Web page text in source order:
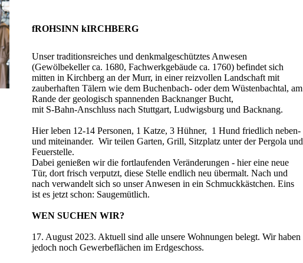
fROHSINN kIRCHBERG
Unser traditionsreiches und denkmalgeschütztes Anwesen
(Gewölbekeller ca. 1680, Fachwerkgebäude ca. 1760) befindet sich
mitten in Kirchberg an der Murr, in einer reizvollen Landschaft mit
zauberhaften Tälern wie dem Buchenbach- oder dem Wüstenbachtal, am
Rande der geologisch spannenden Backnanger Bucht,
mit S-Bahn-Anschluss nach Stuttgart, Ludwigsburg und Backnang.
Hier leben 12-14 Personen, 1 Katze, 3 Hühner, 1 Hund friedlich neben-
und miteinander. Wir teilen Garten, Grill, Sitzplatz unter der Pergola und
Feuerstelle.
Dabei genießen wir die fortlaufenden Veränderungen - hier eine neue
Tür, dort frisch verputzt, diese Stelle endlich neu übermalt. Nach und
nach verwandelt sich so unser Anwesen in ein Schmuckkästchen. Eins
ist es jetzt schon: Saugemütlich.
WEN SUCHEN WIR?
17. August 2023. Aktuell sind alle unsere Wohnungen belegt. Wir haben
jedoch noch Gewerbeflächen im Erdgeschoss.